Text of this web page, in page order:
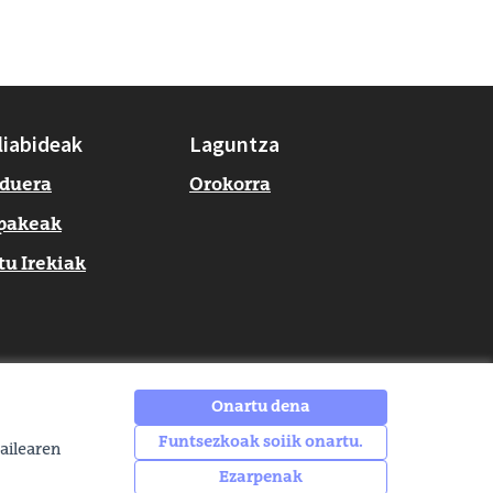
Onartu dena
Funtsezkoak soiik onartu.
Ezarpenak
Irekiak
Laguntza
Orokorra
EHUagora Facebooken
EHUagora Instagramen
EHUagora YouTuben